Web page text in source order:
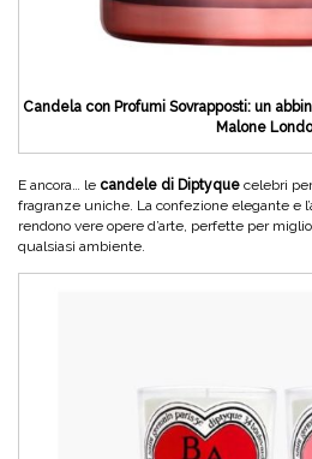
Candela con Profumi Sovrapposti: un
Malone
E ancora… le candele di Diptyque celebri
fragranze uniche. La confezione elegante e
rendono vere opere d’arte, perfette per
qualsiasi ambiente.